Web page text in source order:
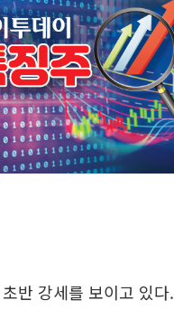
반 강세를 보이고 있다.